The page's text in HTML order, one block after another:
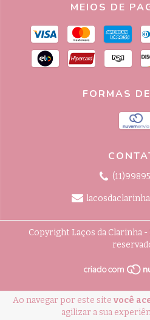
Ao navegar por este site você
agilizar a sua
MEIOS DE
FORMAS
Copyright Laços da Clarinha